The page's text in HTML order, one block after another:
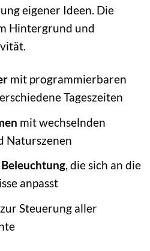
eigener Ideen. Die
Hintergrund und
mit programmierbaren
Tageszeiten
mit wechselnden
Naturszenen
, die sich an die
anpasst
zur Steuerung aller